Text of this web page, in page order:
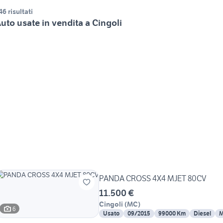
risultati
usate in vendita a Cingoli
6
PANDA CROSS 4X4 MJET 80CV
11.500 €
Cingoli (MC)
Usato 09/2015 99000 Km Diesel